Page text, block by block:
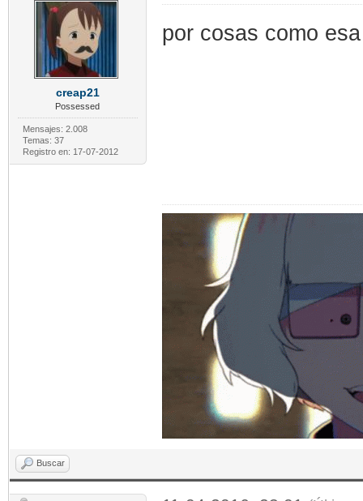
creap21
Possessed
Mensajes: 2.008
Temas: 37
Registro en: 17-07-2012
por cosas como
Buscar